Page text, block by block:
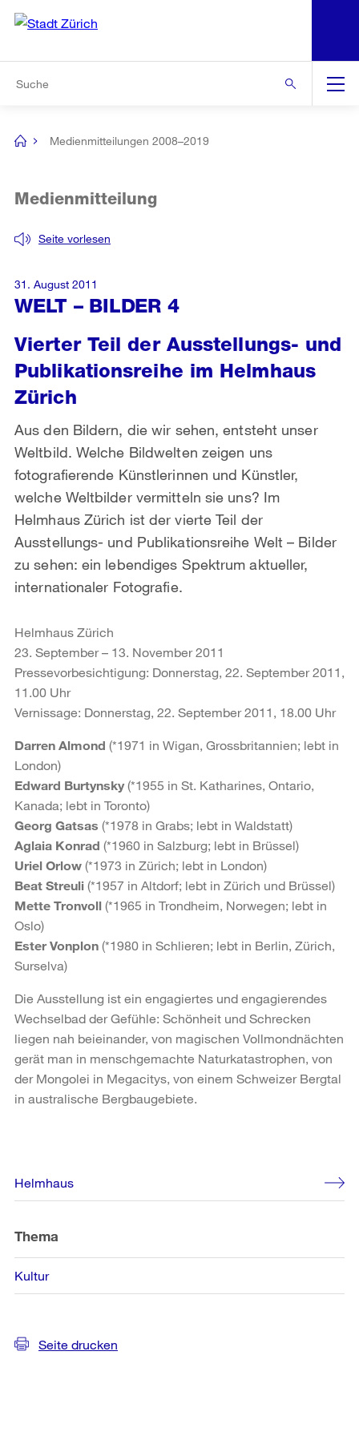
Navigation
[no
Medienmitteilungen 2008–2019
WELT – BILDER 4
Seite vorlesen
Medienmitteilung
Vierter Teil der Ausstellungs- und
Publikationsreihe im Helmhaus
Zürich
Aus den Bildern, die wir sehen, entsteht unser
Weltbild. Welche Bildwelten zeigen uns
fotografierende Künstlerinnen und Künstler,
welche Weltbilder vermitteln sie uns? Im
Helmhaus Zürich ist der vierte Teil der
Ausstellungs- und Publikationsreihe Welt – Bilder
zu sehen: ein lebendiges Spektrum aktueller,
internationaler Fotografie.
31. August 2011
Helmhaus Zürich
23. September – 13. November 2011
Pressevorbesichtigung: Donnerstag, 22. September 2011,
11.00 Uhr
Vernissage: Donnerstag, 22. September 2011, 18.00 Uhr
Darren Almond (*1971 in Wigan, Grossbritannien; lebt in
London)
Edward Burtynsky(*1955 in St. Katharines, Ontario,
Kanada; lebt in Toronto)
Georg Gatsas (*1978 in Grabs; lebt in Waldstatt)
Aglaia Konrad (*1960 in Salzburg; lebt in Brüssel)
Uriel Orlow (*1973 in Zürich; lebt in London)
Beat Streuli (*1957 in Altdorf; lebt in Zürich und Brüssel)
Mette Tronvoll (*1965 in Trondheim, Norwegen; lebt in
Oslo)
Ester Vonplon (*1980 in Schlieren; lebt in Berlin, Zürich,
Surselva)
Die Ausstellung ist ein engagiertes und engagierendes
Wechselbad der Gefühle: Schönheit und Schrecken
liegen nah beieinander, von magischen Vollmondnächten
gerät man in menschgemachte Naturkatastrophen, von
der Mongolei in Megacitys, von einem Schweizer Bergtal
in australische Bergbaugebiete.
Weitere
Informationen
Helmhaus
Thema
Kultur
Seite drucken